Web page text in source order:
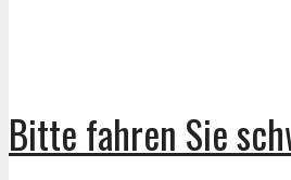
Bitte fahren Sie